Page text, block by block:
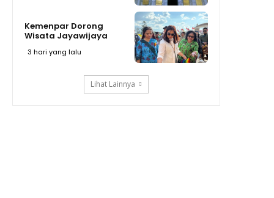
Kemenpar Dorong
Wisata Jayawijaya
3 hari yang lalu
Lihat Lainnya